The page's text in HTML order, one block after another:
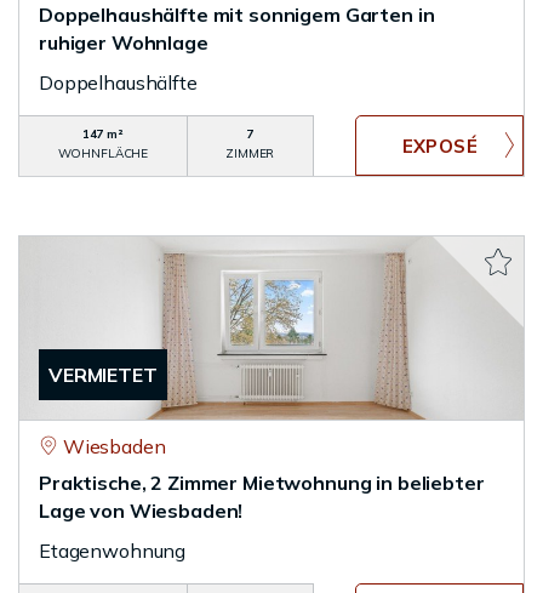
Doppelhaushälfte mit sonnigem Garten in
ruhiger Wohnlage
Doppelhaushälfte
147 m²
WOHNFLÄCHE
7
ZIMMER
VERMIETET
Wiesbaden
Praktische, 2 Zimmer Mietwohnung in beliebter
Lage von Wiesbaden!
Etagenwohnung